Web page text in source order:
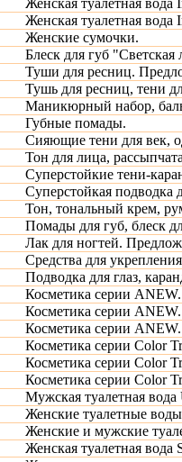
Женская туалетная вода
Женская туалетная
Женские сумочки.
Блеск для губ "Светская
Туши для ресниц.
Тушь для ресниц, тени
Маникюрный набор,
Губные помады.
Сияющие тени для век,
Тон для лица,
Суперстойкие тени-
Суперстойкая подводка
Тон, тональный крем,
Помады для губ, блеск
Лак для ногтей.
Средства для
Подводка для глаз,
Косметика серии ANEW.
Косметика серии
Косметика серии
Косметика серии Color
Косметика серии Color
Косметика серии Color
Мужская туалетная
Женские туалетные
Женские и мужские
Женская туалетная вода